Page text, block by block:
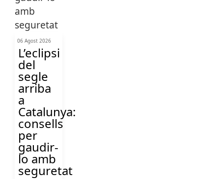
06 Agost 2026
L’eclipsi
del
segle
arriba
a
Catalunya:
consells
per
gaudir-
lo amb
seguretat